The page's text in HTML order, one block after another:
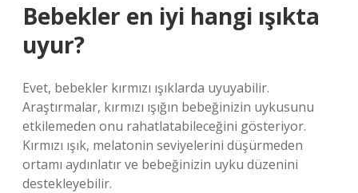
Bebekler en iyi hangi ışıkta
uyur?
Evet, bebekler kırmızı ışıklarda uyuyabilir.
Araştırmalar, kırmızı ışığın bebeğinizin uykusunu
etkilemeden onu rahatlatabileceğini gösteriyor.
Kırmızı ışık, melatonin seviyelerini düşürmeden
ortamı aydınlatır ve bebeğinizin uyku düzenini
destekleyebilir.